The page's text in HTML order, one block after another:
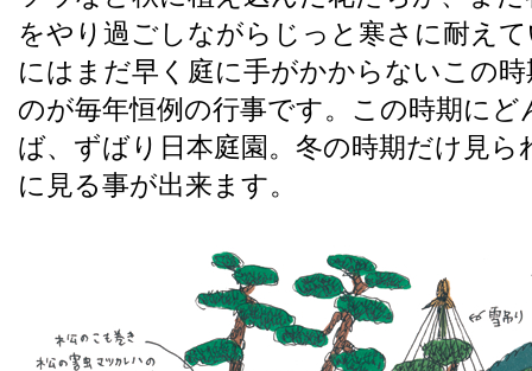
をやり過ごしながらじっと寒さに耐え
にはまだ早く庭に手がかからないこの
のが毎年恒例の行事です。この時期に
ば、ずばり日本庭園。冬の時期だけ見
に見る事が出来ます。